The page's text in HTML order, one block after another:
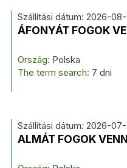
Szállítási dátum: 2026-
ÁFONYÁT FOGOK
Ország: Polska
The term search: 7 dni
Szállítási dátum: 2026-07-
ALMÁT FOGOK